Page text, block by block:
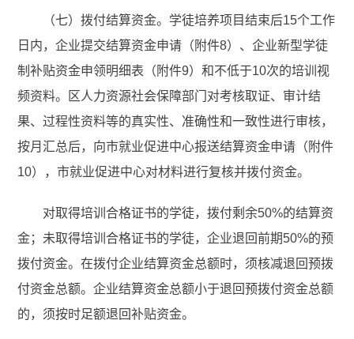
（七）拨付结算资金。学徒培养项目结束后15个工作
日内，企业提交结算资金申请（附件8）、企业新型学徒
制补贴资金申领明细表（附件9）和不低于10次的培训视
频资料。区人力资源社会保障部门对考核取证、审计结
果、过程性资料等的真实性、准确性和一致性进行审核，
按月汇总后，向市就业促进中心报送结算资金申请（附件
10），市就业促进中心对材料进行复核并拨付资金。
对取得培训合格证书的学徒，拨付剩余50%的结算资
金；未取得培训合格证书的学徒，企业退回前期50%的预
拨付资金。在拨付企业结算资金总额时，须核减退回预拨
付资金总额。企业结算资金总额小于退回预拨付资金总额
的，须按时足额退回补贴资金。